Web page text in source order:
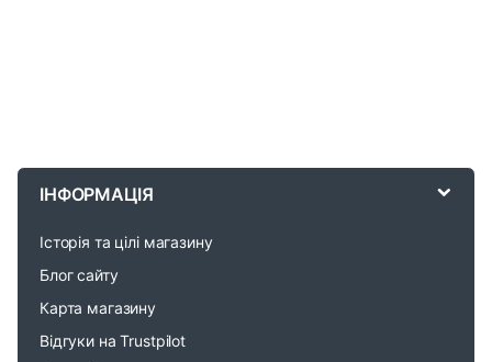
ІНФОРМАЦІЯ
Історія та цілі магазину
Блог сайту
Карта магазину
Відгуки на Trustpilot